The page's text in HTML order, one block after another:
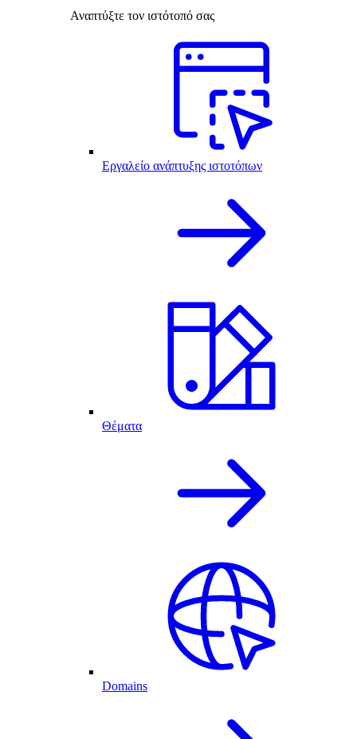
Αναπτύξτε τον ιστότοπό σας
Εργαλείο ανάπτυξης ιστοτόπων
Θέματα
Domains